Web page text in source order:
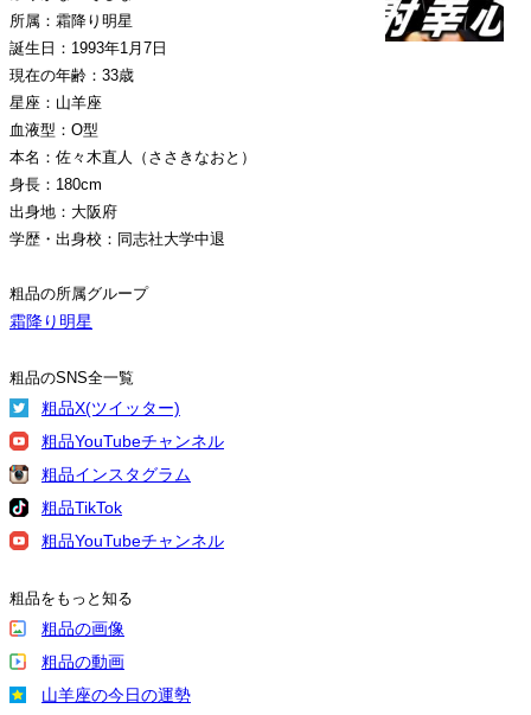
所属：霜降り明星
誕生日：1993年1月7日
現在の年齢：33歳
星座：山羊座
血液型：O型
本名：佐々木直人（ささきなおと）
身長：180cm
出身地：大阪府
学歴・出身校：同志社大学中退
粗品の所属グループ
霜降り明星
粗品のSNS全一覧
粗品X(ツイッター)
粗品YouTubeチャンネル
粗品インスタグラム
粗品TikTok
粗品YouTubeチャンネル
粗品をもっと知る
粗品の画像
粗品の動画
山羊座の今日の運勢